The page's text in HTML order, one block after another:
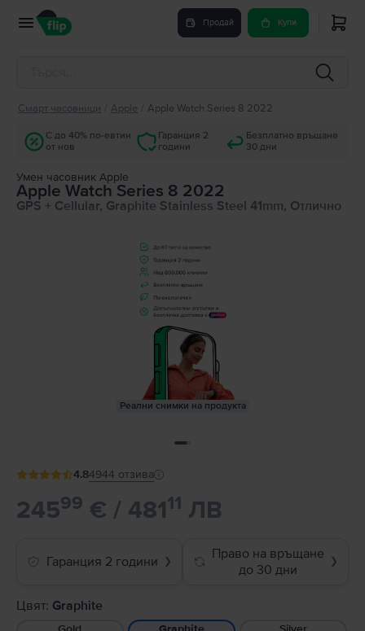
Продай Купи
Смарт часовници Apple Apple Watch Series 8 2022
С до 40% по-евтин
от нов
Гаранция 2
години
Безплатно връщане
30 дни
Умен часовник Apple
Apple Watch Series 8 2022
GPS + Cellular, Graphite Stainless Steel 41mm, Отлично
Реални снимки на продукта
4.84944 отзива
24599 € / 48111 ЛВ
Гаранция 2 години ❯
Право на връщане
до 30 дни
❯
Цвят: Graphite